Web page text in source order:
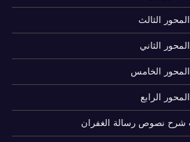
الثالث
الثاني
الخامس
الرابع
شرح نصوص رسالة الغفران